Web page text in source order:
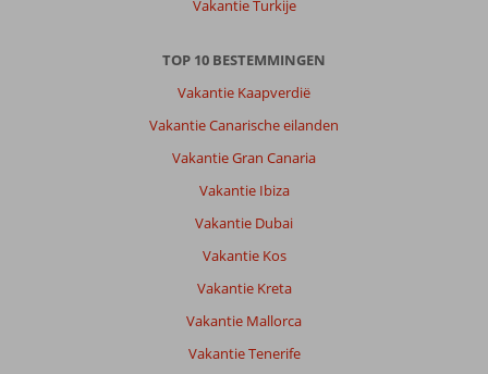
Vakantie Turkije
TOP 10 BESTEMMINGEN
Vakantie Kaapverdië
Vakantie Canarische eilanden
Vakantie Gran Canaria
Vakantie Ibiza
Vakantie Dubai
Vakantie Kos
Vakantie Kreta
Vakantie Mallorca
Vakantie Tenerife